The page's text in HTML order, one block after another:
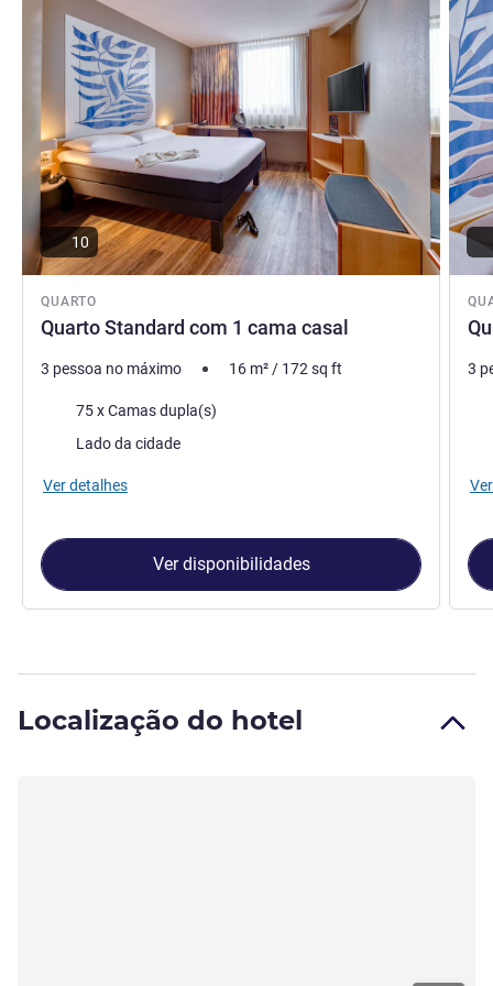
QUARTO
Quarto Standard com 1 cama casal
10
3 pessoa no máximo 16 m²/ 172sq ft
Cama75 x Camas dupla(s)
Vistas:Lado da cidade
Ver detalhes
Ver disponibilidades
3
Localização do hotel